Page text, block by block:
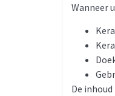
Wanneer
De